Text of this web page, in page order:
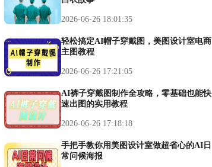
2026-06-26 18:01:35
轻松搞定AI帽子穿戴图，美图设计室电商
主图教程
2026-06-26 17:21:05
AI裤子穿戴图制作全攻略，零基础也能快
速出图的实用教程
2026-06-26 17:18:18
手把手教你用美图设计室做超省心的AI日
常问候海报